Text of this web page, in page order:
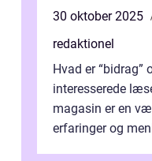
30 oktober 2025
redaktionel
Hvad er
interesserede
magasin er en
erfaringer og